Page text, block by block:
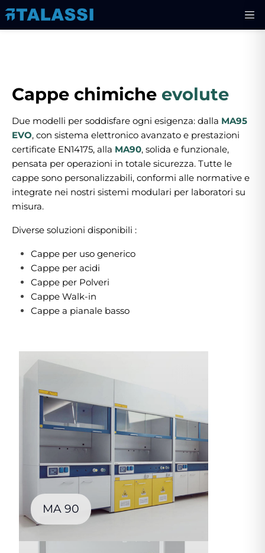
Cappe chimiche evolute
Due modelli per soddisfare ogni esigenza: dalla MA95
EVO, con sistema elettronico avanzato e prestazioni
certificate EN14175, alla MA90, solida e funzionale,
pensata per operazioni in totale sicurezza. Tutte le
cappe sono personalizzabili, conformi alle normative e
integrate nei nostri sistemi modulari per laboratori su
misura.
Diverse soluzioni disponibili :
Cappe per uso generico
Cappe per acidi
Cappe per Polveri
Cappe Walk-in
Cappe a pianale basso
MA 90